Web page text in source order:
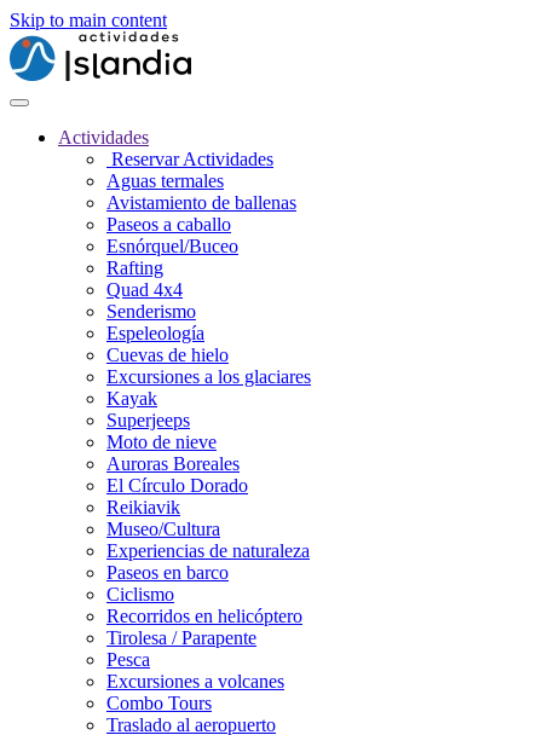
Skip to main content
Actividades
Reservar Actividades
Aguas termales
Avistamiento de ballenas
Paseos a caballo
Esnórquel/Buceo
Rafting
Quad 4x4
Senderismo
Espeleología
Cuevas de hielo
Excursiones a los glaciares
Kayak
Superjeeps
Moto de nieve
Auroras Boreales
El Círculo Dorado
Reikiavik
Museo/Cultura
Experiencias de naturaleza
Paseos en barco
Ciclismo
Recorridos en helicóptero
Tirolesa / Parapente
Pesca
Excursiones a volcanes
Combo Tours
Traslado al aeropuerto